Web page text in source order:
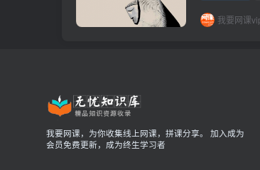
我要网课
我要网课，为你收集线上网课，拼课分享。 加入成为
会员免费更新，成为终生学习者